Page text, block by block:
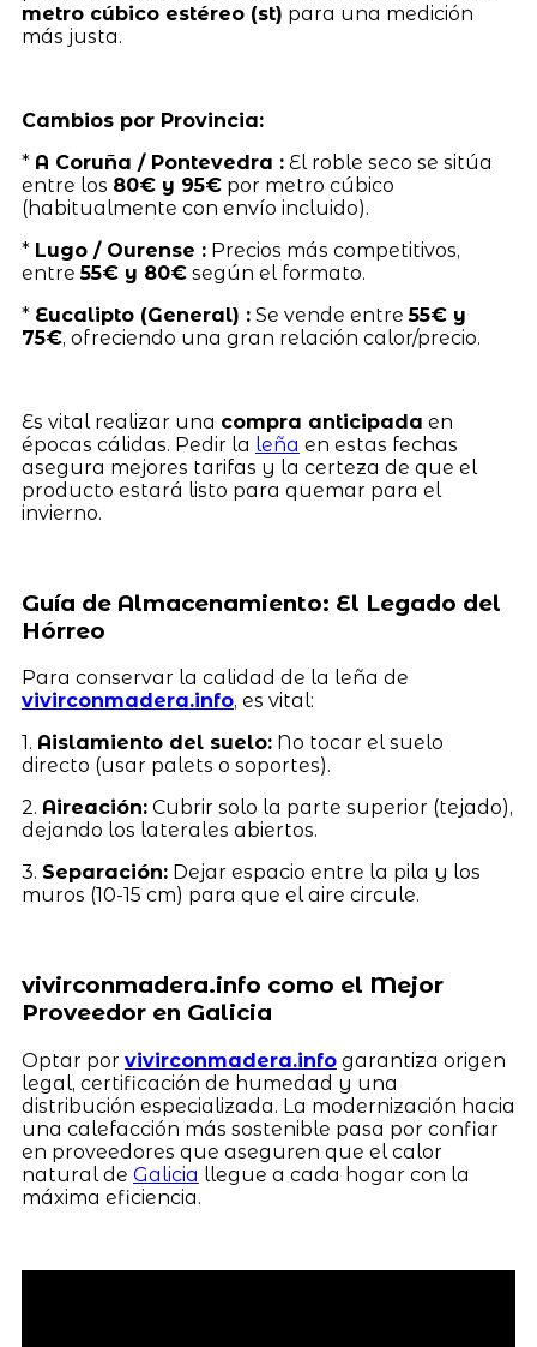
metro cúbico estéreo (st) para una medición
más justa.
Cambios por Provincia:
* A Coruña / Pontevedra :El roble seco se sitúa
entre los 80€ y 95€por metro cúbico
(habitualmente con envío incluido).
* Lugo / Ourense :Precios más competitivos,
entre55€ y 80€según el formato.
* Eucalipto (General) :Se vende entre55€ y
75€, ofreciendo una gran relación calor/precio.
Es vital realizar una compra anticipada en
épocas cálidas. Pedir la leña en estas fechas
asegura mejores tarifas y la certeza de que el
producto estará listo para quemar para el
invierno.
Guía de Almacenamiento: El Legado del
Hórreo
Para conservar la calidad de la leña de
vivirconmadera.info, es vital:
1. Aislamiento del suelo:No tocar el suelo
directo (usar palets o soportes).
2. Aireación:Cubrir solo la parte superior (tejado),
dejando los laterales abiertos.
3. Separación:Dejar espacio entre la pila y los
muros (10-15 cm) para que el aire circule.
vivirconmadera.info como el Mejor
Proveedor en Galicia
Optar por vivirconmadera.infogarantiza origen
legal, certificación de humedad y una
distribución especializada. La modernización hacia
una calefacción más sostenible pasa por confiar
en proveedores que aseguren que el calor
natural de Galicia llegue a cada hogar con la
máxima eficiencia.